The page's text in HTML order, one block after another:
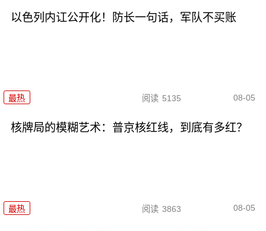
以色列内讧公开化！防长一句话，军队不买账
最热 阅读 5135 08-05
核牌局的模糊艺术：普京核红线，到底有多红？
最热 阅读 3863 08-05